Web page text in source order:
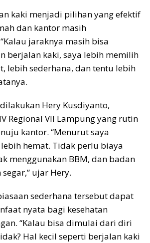
kaki menjadi pilihan yang efektif
dan kantor masih
jaraknya masih bisa
berjalan kaki, saya lebih memilih
lebih sederhana, dan tentu lebih
Hery Kusdiyanto,
Regional VII Lampung yang rutin
kantor. “Menurut saya
hemat. Tidak perlu biaya
menggunakan BBM, dan badan
ujar Hery.
sederhana tersebut dapat
nyata bagi kesehatan
“Kalau bisa dimulai dari diri
Hal kecil seperti berjalan kaki